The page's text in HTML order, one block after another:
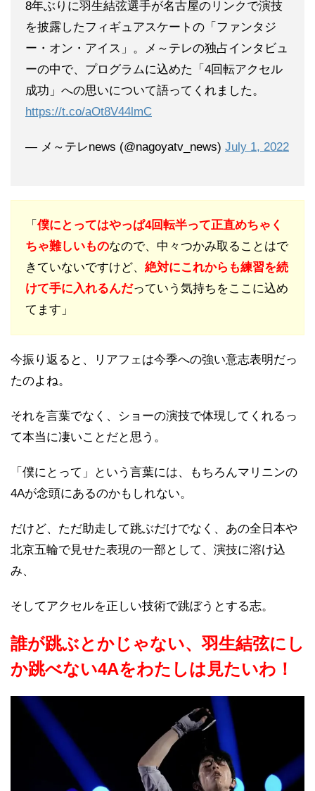
8年ぶりに羽生結弦選手が名古屋のリンクで演技
を披露したフィギュアスケートの「ファンタジ
ー・オン・アイス」。メ～テレの独占インタビュ
ーの中で、プログラムに込めた「4回転アクセル
成功」への思いについて語ってくれました。
https://t.co/aOt8V44lmC
— メ～テレnews (@nagoyatv_news) July 1, 2022
「 僕にとってはやっぱ4回転半って正直めちゃく
ちゃ難しいものなので、中々つかみ取ることはで
きていないですけど、 絶対にこれからも練習を続
けて手に入れるんだっていう気持ちをここに込め
てます」
今振り返ると、リアフェは今季への強い意志表明だっ
たのよね。
それを言葉でなく、ショーの演技で体現してくれるっ
て本当に凄いことだと思う。
「僕にとって」という言葉には、もちろんマリニンの
4Aが念頭にあるのかもしれない。
だけど、ただ助走して跳ぶだけでなく、あの全日本や
北京五輪で見せた表現の一部として、演技に溶け込
み、
そしてアクセルを正しい技術で跳ぼうとする志。
誰が跳ぶとかじゃない、羽生結弦にし
か跳べない4Aをわたしは見たいわ！